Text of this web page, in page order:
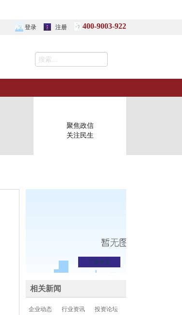
登录 注册 400-9003-922
聚焦政信
关注民生
了解更多
相关新闻
企业动态 行业资讯 投资论坛